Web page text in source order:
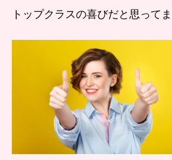
トップクラスの喜びだと思ってま